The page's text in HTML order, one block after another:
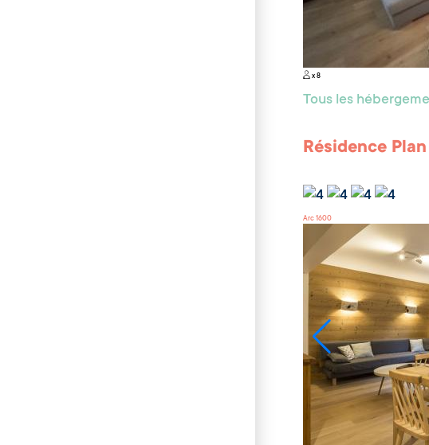
x 8
Tous les
Résidence
Arc 1600